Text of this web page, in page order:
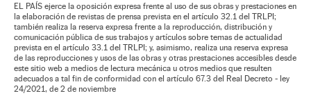
EL PAÍS ejerce la oposición expresa frente al uso de sus obras y prestaciones en
la elaboración de revistas de prensa prevista en el artículo 32.1 del TRLPI;
también realiza la reserva expresa frente a la reproducción, distribución y
comunicación pública de sus trabajos y artículos sobre temas de actualidad
prevista en el artículo 33.1 del TRLPI; y, asimismo, realiza una reserva expresa
de las reproducciones y usos de las obras y otras prestaciones accesibles desde
este sitio web a medios de lectura mecánica u otros medios que resulten
adecuados a tal fin de conformidad con el artículo 67.3 del Real Decreto - ley
24/2021, de 2 de noviembre